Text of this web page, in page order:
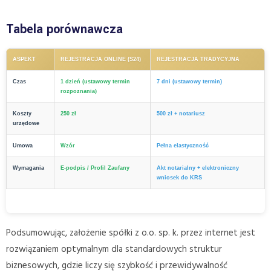
Tabela porównawcza
ASPEKT REJESTRACJA ONLINE (S24) REJESTRACJA TRADYCYJNA
Czas
1 dzień (ustawowy termin
rozpoznania)
7 dni (ustawowy termin)
Koszty
urzędowe
250 zł 500 zł + notariusz
Umowa Wzór Pełna elastyczność
Wymagania E-podpis / Profil Zaufany
Akt notarialny + elektroniczny
wniosek do KRS
Podsumowując, założenie spółki z o.o. sp. k. przez internet jest
rozwiązaniem optymalnym dla standardowych struktur
biznesowych, gdzie liczy się szybkość i przewidywalność